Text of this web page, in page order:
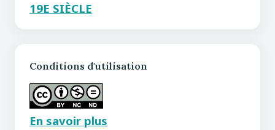
19E SIÈCLE
Conditions d'utilisation
En savoir plus